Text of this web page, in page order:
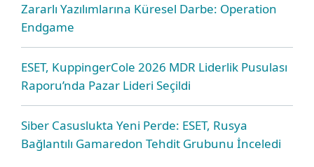
Zararlı Yazılımlarına Küresel Darbe: Operation
Endgame
ESET, KuppingerCole 2026 MDR Liderlik Pusulası
Raporu’nda Pazar Lideri Seçildi
Siber Casuslukta Yeni Perde: ESET, Rusya
Bağlantılı Gamaredon Tehdit Grubunu İnceledi